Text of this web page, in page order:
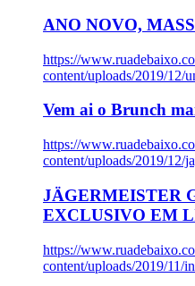
ANO NOVO,
https://
content/uploads/2019/12/
Vem ai o Brunch
https://
content/uploads/2019/12/
JÄGERMEISTER
EXCLUSIVO EM
https://
content/uploads/2019/11/